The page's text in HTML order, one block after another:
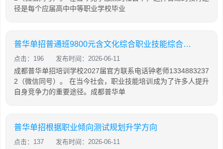
径是每个应届高中中等职业学校毕业
普华单招普通班9800元含文化综合职业技能综合培训
点击：196 发布时间：2026-06-11
成都普华单招培训学校2027届官方联系电话钟老师1334883237
2（微信同号）。 在当今社会，职业技能培训成为了许多人提升
自身竞争力的重要途径。成都普华单
普华单招根据职业倾向测试规划升学方向
点击：137 发布时间：2026-06-11